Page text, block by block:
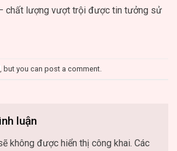
chất lượng vượt trội được tin tưởng sử
but you can post a comment
luận
không được hiển thị công khai. Các